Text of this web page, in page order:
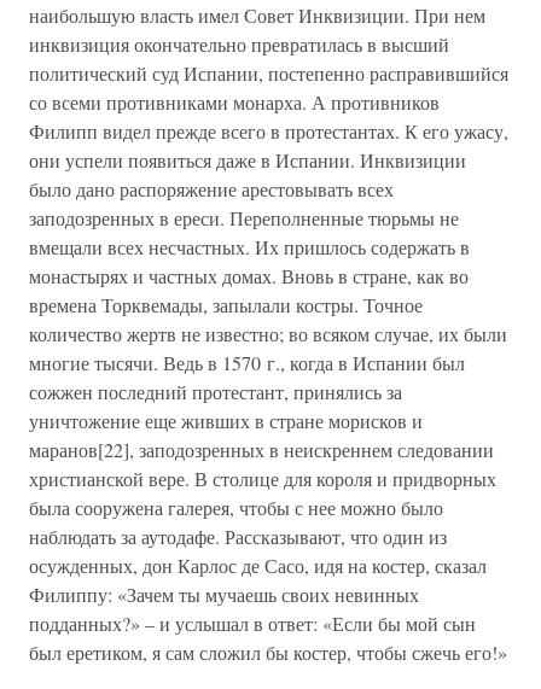
наибольшую власть имел Совет Инквизиции. При нем
инквизиция окончательно превратилась в высший
политический суд Испании, постепенно расправившийся
со всеми противниками монарха. А противников
Филипп видел прежде всего в протестантах. К его ужасу,
они успели появиться даже в Испании. Инквизиции
было дано распоряжение арестовывать всех
заподозренных в ереси. Переполненные тюрьмы не
вмещали всех несчастных. Их пришлось содержать в
монастырях и частных домах. Вновь в стране, как во
времена Торквемады, запылали костры. Точное
количество жертв не известно; во всяком случае, их были
многие тысячи. Ведь в 1570 г., когда в Испании был
сожжен последний протестант, принялись за
уничтожение еще живших в стране морисков и
маранов[22], заподозренных в неискреннем следовании
христианской вере. В столице для короля и придворных
была сооружена галерея, чтобы с нее можно было
наблюдать за аутодафе. Рассказывают, что один из
осужденных, дон Карлос де Сасо, идя на костер, сказал
Филиппу: «Зачем ты мучаешь своих невинных
подданных?» – и услышал в ответ: «Если бы мой сын
был еретиком, я сам сложил бы костер, чтобы сжечь его!»